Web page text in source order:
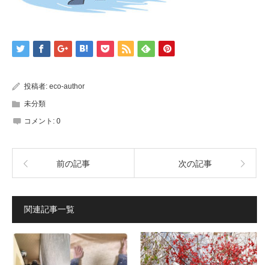
投稿者: eco-author
未分類
コメント: 0
前の記事 次の記事
関連記事一覧